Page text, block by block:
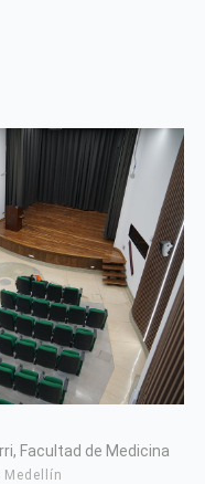
Facultad de Medicina
Medellín